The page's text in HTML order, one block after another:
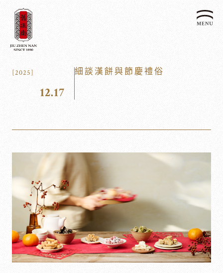
關於我們
24節氣文化
漢餅文化體驗館
漢餅文化館
企業客製贈禮區
預約品鑑
喜餅預約
企業永續發展 ESG
永續新聞集
利害關係人
最新消息
聯絡我們
全台據點
客服中心
會員禮遇
人才招募
線上購物 會員禮遇 企業客製
[2025]
12.17
細談漢餅與節慶禮俗